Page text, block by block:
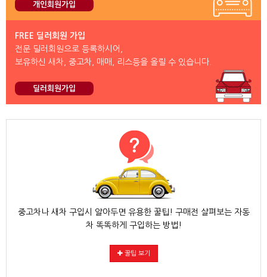
개인회원가입
FREE 딜러회원 가입
전문 딜러회원으로 등록하시어,
보유하신 새차, 중고차, 매매, 리스등을 올릴 수 있습니다.
딜러회원가입
중고차나 새차 구입시 알아두면 유용한 꿀팁! 구매전 살펴보는 자동
차 똑똑하게 구입하는 방법!
꿀팁 보기